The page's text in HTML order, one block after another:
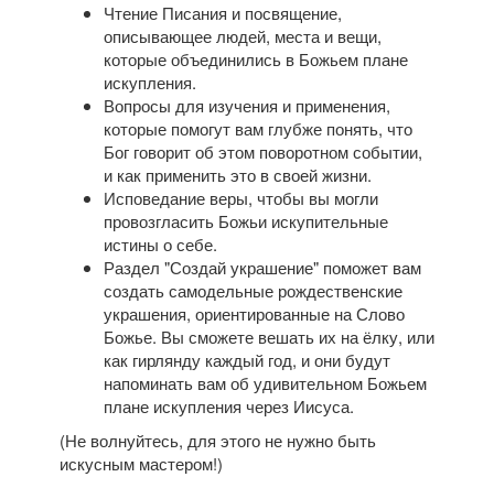
Чтение Писания и посвящение,
описывающее людей, места и вещи,
которые объединились в Божьем плане
искупления.
Вопросы для изучения и применения,
которые помогут вам глубже понять, что
Бог говорит об этом поворотном событии,
и как применить это в своей жизни.
Исповедание веры, чтобы вы могли
провозгласить Божьи искупительные
истины о себе.
Раздел "Создай украшение" поможет вам
создать самодельные рождественские
украшения, ориентированные на Слово
Божье. Вы сможете вешать их на ёлку, или
как гирлянду каждый год, и они будут
напоминать вам об удивительном Божьем
плане искупления через Иисуса.
(Не волнуйтесь, для этого не нужно быть
искусным мастером!)